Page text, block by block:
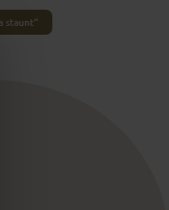
staunt“